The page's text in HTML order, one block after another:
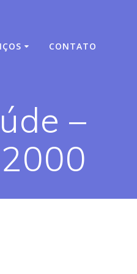
CONTATO
–